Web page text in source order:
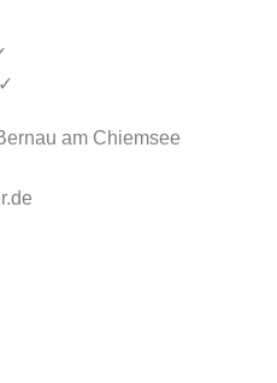
am Chiemsee